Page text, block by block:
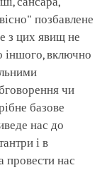
позбавлене
з цих явищ не
іншого, включно
чи
базове
нас до
і в
провести нас